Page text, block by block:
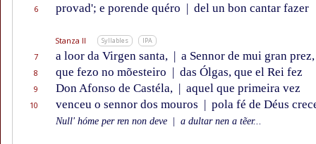
6 provad'; e porende quéro | del un bon cantar fazer
Stanza II Syllables IPA
7 a loor da Virgen santa, | a Sennor de mui gran prez,
8 que fezo no mõesteiro | das Ólgas, que el Rei fez
9 Don Afonso de Castéla, | aquel que primeira vez
10 venceu o sennor dos mouros | pola fé de Déus
Null' hóme per ren non deve a dultar nen a tẽer...